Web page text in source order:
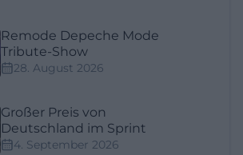
Remode Depeche Mode
Tribute-Show
28. August 2026
Großer Preis von
Deutschland im Sprint
4. September 2026